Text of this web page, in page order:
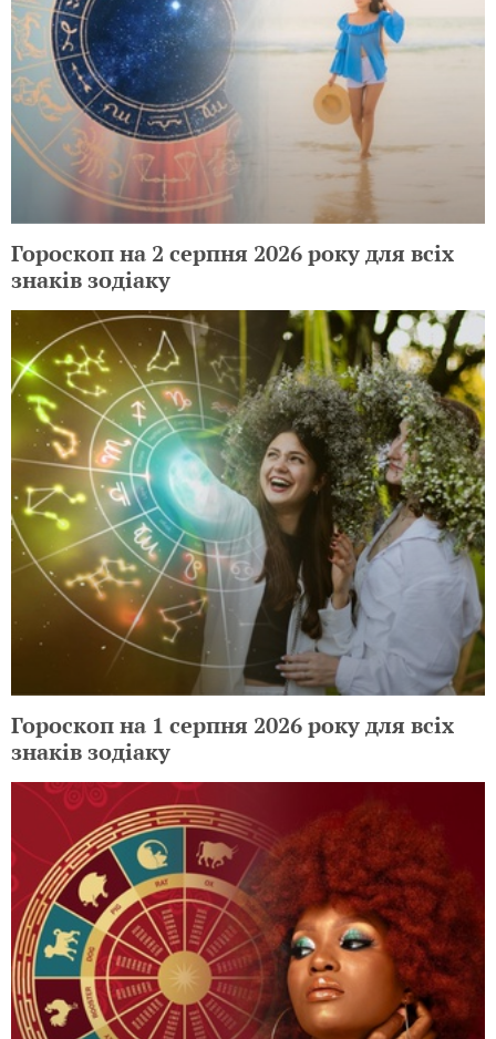
Гороскоп на 2 серпня 2026 року для всіх
знаків зодіаку
Гороскоп на 1 серпня 2026 року для всіх
знаків зодіаку